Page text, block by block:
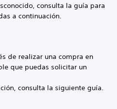
consulta la guía para
a continuación.
de realizar una compra en
que puedas solicitar un
consulta la siguiente guía.